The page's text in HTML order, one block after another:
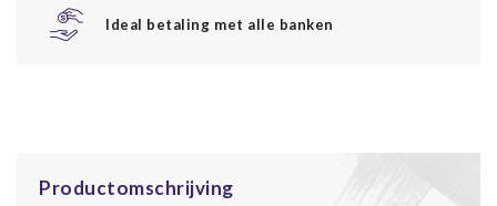
Ideal betaling met alle banken
Productomschrijving